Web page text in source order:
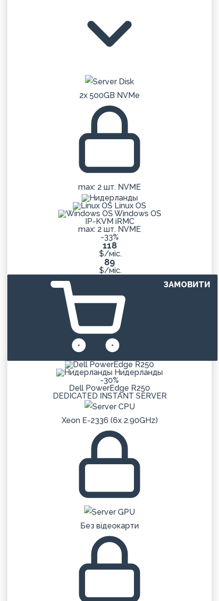
2x 500GB NVMe
max: 2 шт. NVME
Linux OS
Windows OS
IP-KVM iRMC
max: 2 шт. NVME
-33%
118
$/міс.
89
$/міс.
ЗАМОВИТИ
Нидерланды
-30%
Dell PowerEdge R250
DEDICATED INSTANT SERVER
Xeon E-2336 (6x 2.90GHz)
Без відеокарти